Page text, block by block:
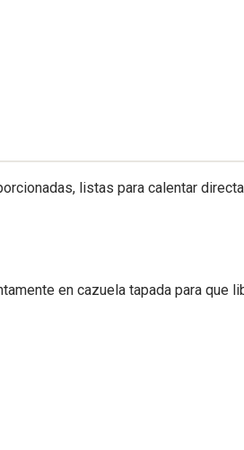
listas para calentar
en cazuela tapada para que